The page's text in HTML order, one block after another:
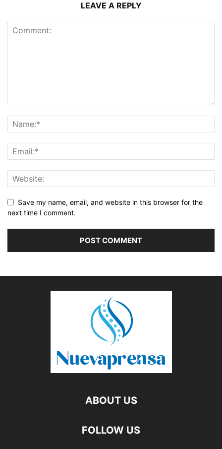
LEAVE A REPLY
Save my name, email, and website in this browser for the
next time I comment.
ABOUT US
FOLLOW US